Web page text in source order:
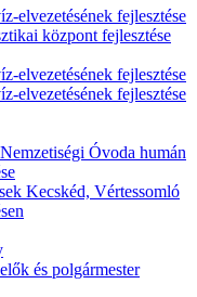
elvezetésének fejlesztése
központ fejlesztése
elvezetésének fejlesztése
elvezetésének fejlesztése
Óvoda humán
Kecskéd, Vértessomló
és polgármester